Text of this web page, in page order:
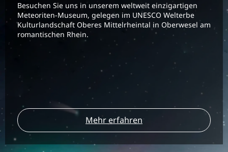
Besuchen Sie uns in unserem weltweit einzigartigen
Meteoriten-Museum, gelegen im UNESCO Welterbe
Kulturlandschaft Oberes Mittelrheintal in Oberwesel am
romantischen Rhein.
Mehr erfahren